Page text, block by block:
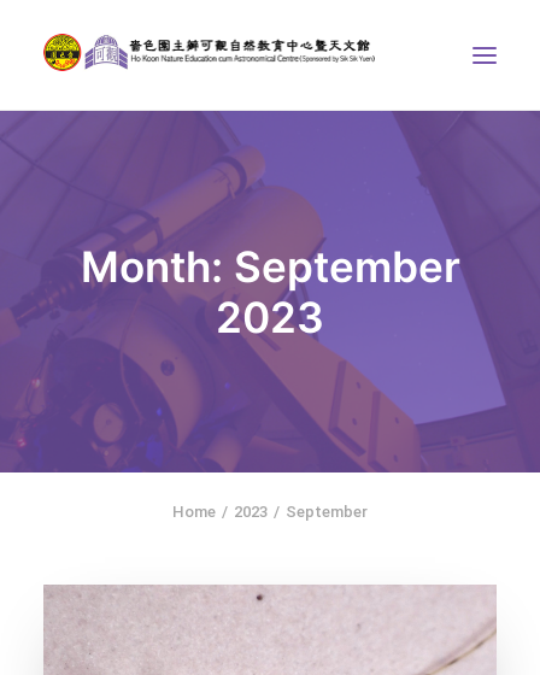
ASTRONOMICAL CENTRE
STORIES OF NATURE
COMPETITIONS/PROJECTS
CONTACT
SEARCH
繁體中文
TEXT SIZE
Month: September
2023
Home 2023 September